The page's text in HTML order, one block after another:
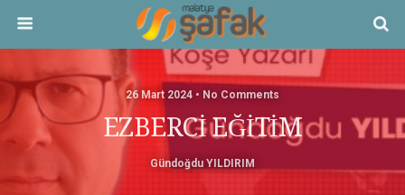
26 Mart 2024 • No Comments
EZBERCİ EĞİTİM
Gündoğdu YILDIRIM